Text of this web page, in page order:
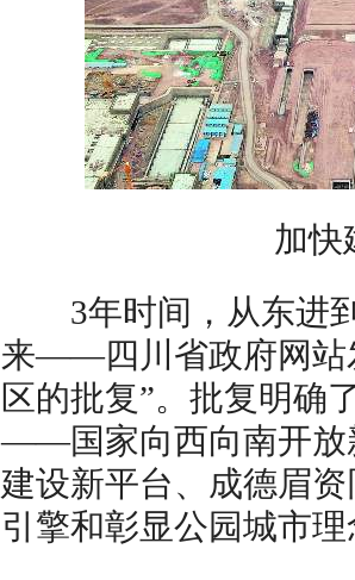
加快建
3年时间，从东进到
来——四川省政府网站
区的批复”。批复明确
——国家向西向南开放
建设新平台、成德眉
引擎和彰显公园城市